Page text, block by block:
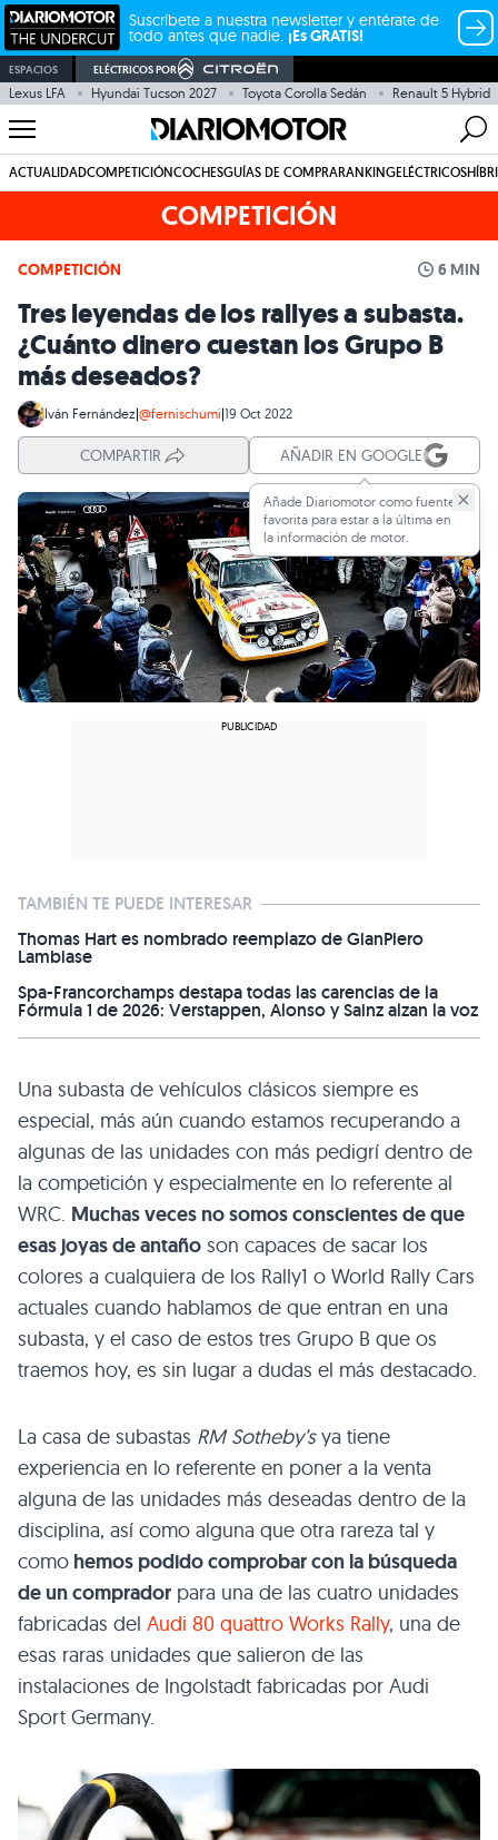
Suscríbete a nuestra newsletter y entérate de
todo antes que nadie. ¡Es GRATIS!
ESPACIOS ELÉCTRICOS POR
Lexus LFA Hyundai Tucson 2027 Toyota Corolla Sedán Renault 5 Hybrid
ACTUALIDADCOMPETICIÓNCOCHESGUÍAS DE COMPRARANKINGELÉCTRICOS
COMPETICIÓN
COMPETICIÓN 6 MIN
Tres leyendas de los rallyes a subasta.
¿Cuánto dinero cuestan los Grupo B
más deseados?
Iván Fernández|@fernischumi|19 Oct 2022
COMPARTIR AÑADIR EN GOOGLE
Añade Diariomotor como fuente
favorita para estar a la última en
la información de motor.
TAMBIÉN TE PUEDE INTERESAR
Thomas Hart es nombrado reemplazo de GianPiero
Lambiase
Spa-Francorchamps destapa todas las carencias de la
Fórmula 1 de 2026: Verstappen, Alonso y Sainz alzan la voz
Una subasta de vehículos clásicos siempre es
especial, más aún cuando estamos recuperando a
algunas de las unidades con más pedigrí dentro de
la competición y especialmente en lo referente al
WRC. Muchas veces no somos conscientes de que
esas joyas de antaño son capaces de sacar los
colores a cualquiera de los Rally1 o World Rally Cars
actuales cuando hablamos de que entran en una
subasta, y el caso de estos tres Grupo B que os
traemos hoy, es sin lugar a dudas el más destacado.
La casa de subastas RM Sotheby’sya tiene
experiencia en lo referente en poner a la venta
alguna de las unidades más deseadas dentro de la
disciplina, así como alguna que otra rareza tal y
como hemos podido comprobar con la búsqueda
de un comprador para una de las cuatro unidades
fabricadas del Audi 80 quattro Works Rally, una de
esas raras unidades que salieron de las
instalaciones de Ingolstadt fabricadas por Audi
Sport Germany.